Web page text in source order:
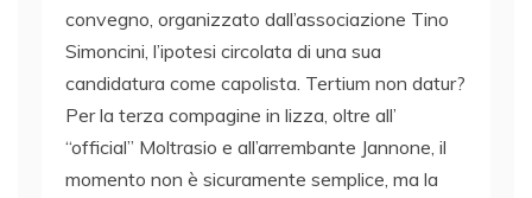
convegno, organizzato dall’associazione Tino
Simoncini, l’ipotesi circolata di una sua
candidatura come capolista. Tertium non datur?
Per la terza compagine in lizza, oltre all’
“official” Moltrasio e all’arrembante Jannone, il
momento non è sicuramente semplice, ma la